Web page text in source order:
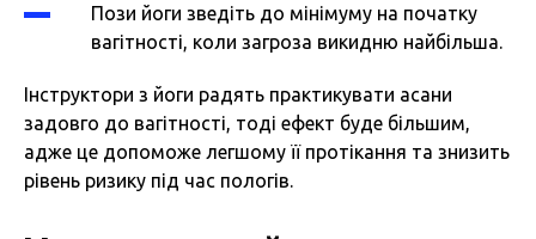
Пози йоги зведіть до мінімуму на початку
вагітності, коли загроза викидню найбільша.
Інструктори з йоги радять практикувати асани
задовго до вагітності, тоді ефект буде більшим,
адже це допоможе легшому її протікання та знизить
рівень ризику під час пологів.